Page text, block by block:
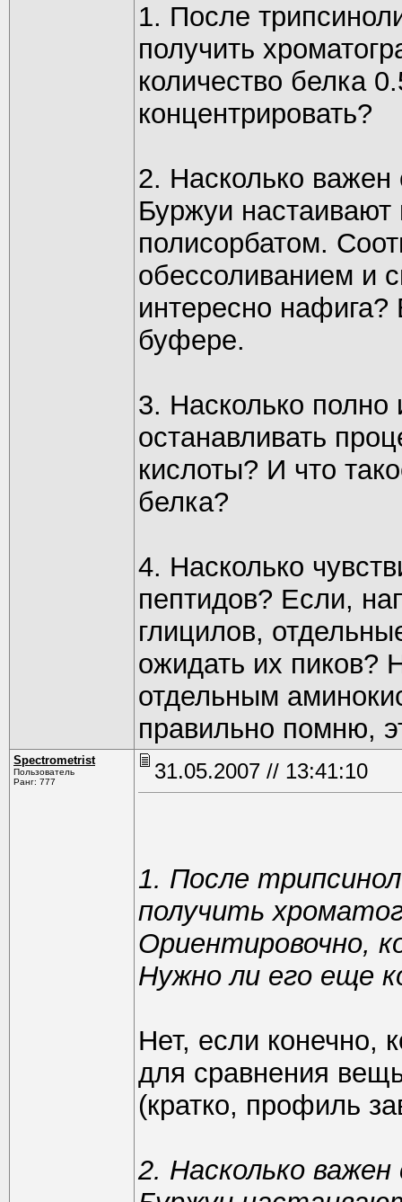
1. После
получить
количество белка
концентрировать?
2. Насколько
Буржуи
полисорбатом.
обессоливанием и
интересно
буфере.
3. Насколько полно
останавливать
кислоты? И что
белка?
4. Насколько
пептидов? Если,
глицилов,
ожидать их пиков?
отдельным
правильно помню,
Spectrometrist
Пользователь
Ранг: 777
31.05.2007 // 13:41:10
1. После
получить
Ориентировочно,
Нужно ли его еще
Нет, если конечно,
для сравнения
(кратко, профиль
2. Насколько